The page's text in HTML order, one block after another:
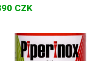
CZK